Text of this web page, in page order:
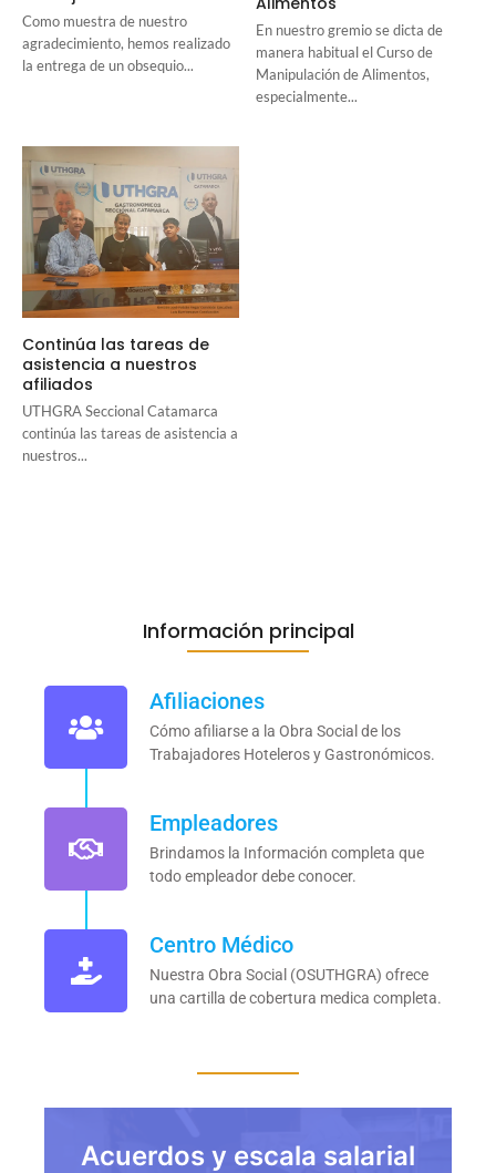
Como muestra de nuestro
agradecimiento, hemos realizado
la entrega de un obsequio...
En nuestro gremio se dicta de
manera habitual el Curso de
Manipulación de Alimentos,
especialmente...
Continúa las tareas de
asistencia a nuestros
afiliados
UTHGRA Seccional Catamarca
continúa las tareas de asistencia a
nuestros...
Información principal
Afiliaciones
Cómo afiliarse a la Obra Social de los
Trabajadores Hoteleros y Gastronómicos.
Empleadores
Brindamos la Información completa que
todo empleador debe conocer.
Centro Médico
Nuestra Obra Social (OSUTHGRA) ofrece
una cartilla de cobertura medica completa.
Acuerdos y escala salarial